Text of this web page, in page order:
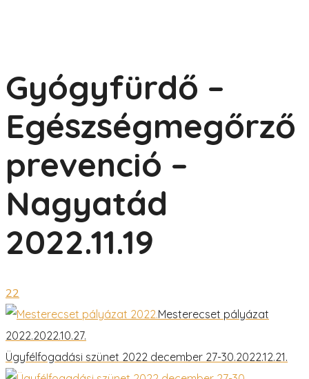
Gyógyfürdő –
Egészségmegőrző
prevenció –
Nagyatád
2022.11.19
22
Mesterecset pályázat
2022.2022.10.27.
Ügyfélfogadási szünet 2022 december 27-30.2022.12.21.